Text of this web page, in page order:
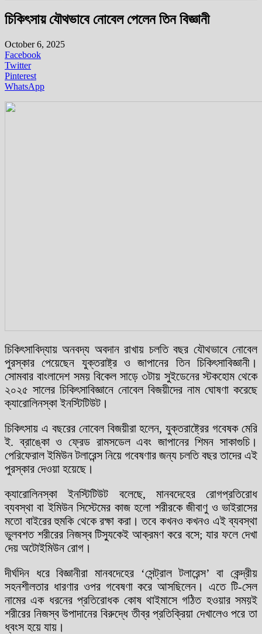
চিকিৎসায় যৌথভাবে নোবেল পেলেন তিন বিজ্ঞানী
October 6, 2025
Facebook
Twitter
Pinterest
WhatsApp
চিকিৎসাবিদ্যায় অনবদ্য অবদান রাখায় চলতি বছর যৌথভাবে নোবেল
পুরস্কার পেয়েছেন যুক্তরাষ্ট্র ও জাপানের তিন চিকিৎসাবিজ্ঞানী।
সোমবার বাংলাদেশ সময় বিকেল সাড়ে ৩টায় সুইডেনের স্টকহোম থেকে
২০২৫ সালের চিকিৎসাবিজ্ঞানে নোবেল বিজয়ীদের নাম ঘোষণা করেছে
ক্যারোলিনস্কা ইনস্টিটিউট।
চিকিৎসায় এ বছরের নোবেল বিজয়ীরা হলেন, যুক্তরাষ্ট্রের গবেষক মেরি
ই. ব্রাঙ্কো ও ফ্রেড রামসডেল এবং জাপানের শিমন সাকাগুচি।
পেরিফেরাল ইমিউন টলারেন্স নিয়ে গবেষণার জন্য চলতি বছর তাদের এই
পুরস্কার দেওয়া হয়েছে।
ক্যারোলিনস্কা ইনস্টিটিউট বলেছে, মানবদেহের রোগপ্রতিরোধ
ব্যবস্থা বা ইমিউন সিস্টেমের কাজ হলো শরীরকে জীবাণু ও ভাইরাসের
মতো বাইরের হুমকি থেকে রক্ষা করা। তবে কখনও কখনও এই ব্যবস্থা
ভুলবশত শরীরের নিজস্ব টিস্যুকেই আক্রমণ করে বসে; যার ফলে দেখা
দেয় অটোইমিউন রোগ।
দীর্ঘদিন ধরে বিজ্ঞানীরা মানবদেহের ‘সেন্ট্রাল টলারেন্স’ বা কেন্দ্রীয়
সহনশীলতার ধারণার ওপর গবেষণা করে আসছিলেন। এতে টি-সেল
নামের এক ধরনের প্রতিরোধক কোষ থাইমাসে গঠিত হওয়ার সময়ই
শরীরের নিজস্ব উপাদানের বিরুদ্ধে তীব্র প্রতিক্রিয়া দেখালেও পরে তা
ধ্বংস হয়ে যায়।